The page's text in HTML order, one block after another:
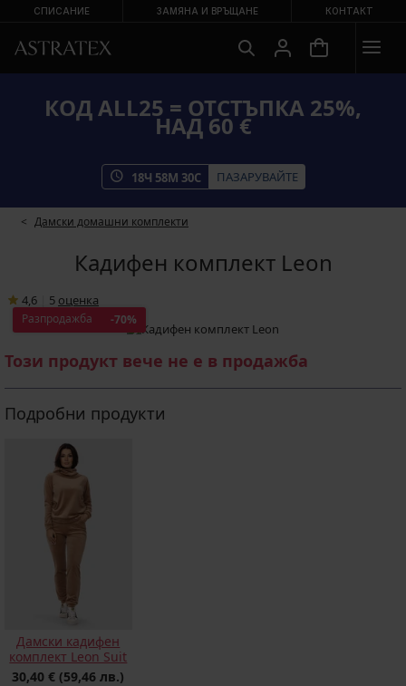
СПИСАНИЕ ЗАМЯНА И ВРЪЩАНЕ КОНТАКТ
КОД ALL25 = ОТСТЪПКА 25%,
НАД 60 €
18Ч 58М 30С ПАЗАРУВАЙТЕ
Дамски домашни комплекти
Кадифен комплект Leon
4,6 5 oценка
Разпродажба -70%
Този продукт вече не е в продажба
Подробни продукти
Дамски кадифен
комплект Leon Suit
30,40 € (59,46 лв.)